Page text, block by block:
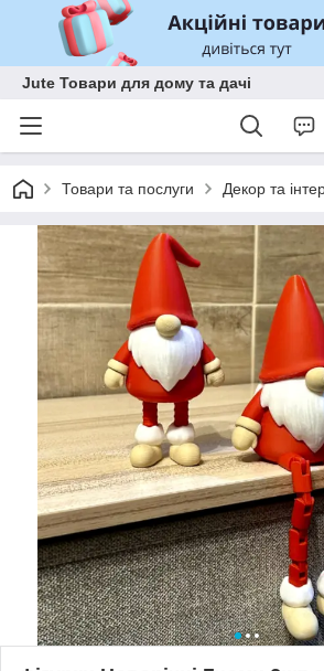
Jute Товари для дому та дачі
Товари та послуги Декор та